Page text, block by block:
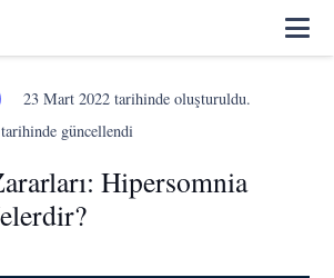
23 Mart 2022tarihinde oluşturuldu.
tarihinde güncellendi
Hipersomnia